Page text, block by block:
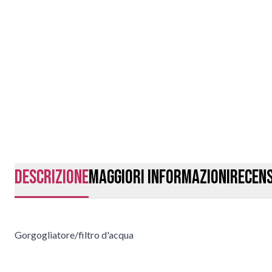
DescrizioneMaggiori Informazioni
Gorgogliatore/filtro d'acqua